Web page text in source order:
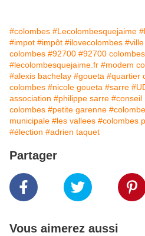
#colombes #Lecolombesquejaime
#impot #impôt #ilovecolombes
colombes #92700 #92700 colombes
#lecolombesquejaime.fr #modem
#alexis bachelay #goueta #quartier
colombes #nicole goueta #sarre
association #philippe sarre #conseil
colombes #petite garenne
municipale #les vallees #colombes
#élection #adrien taquet
Partager
Vous aimerez aussi